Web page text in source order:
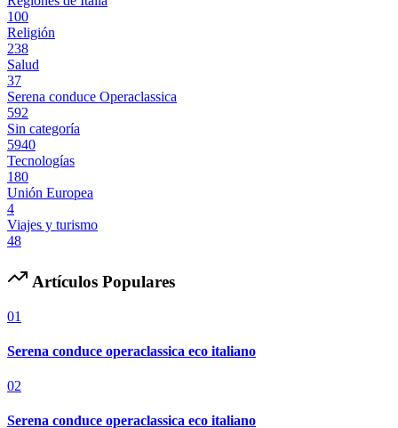
100
Religión
238
Salud
37
Serena conduce Operaclassica
592
Sin categoría
5940
Tecnologías
180
Unión Europea
4
Viajes y turismo
48
Artículos Populares
01
Serena conduce operaclassica eco italiano
02
Serena conduce operaclassica eco italiano